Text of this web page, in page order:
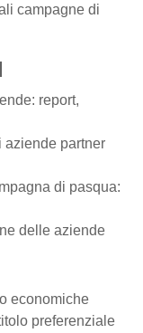
campagne di
report,
aziende partner
di pasqua:
delle aziende
economiche
preferenziale